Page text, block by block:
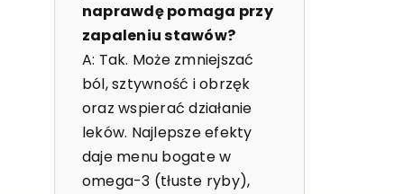
naprawdę pomaga przy
zapaleniu stawów?
A: Tak. Może zmniejszać
ból, sztywność i obrzęk
oraz wspierać działanie
leków. Najlepsze efekty
daje menu bogate w
omega-3 (tłuste ryby),